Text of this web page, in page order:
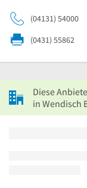
(04131) 54000
(0431) 55862
Diese
in Wendisch